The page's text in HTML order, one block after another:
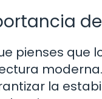
pienses que
la